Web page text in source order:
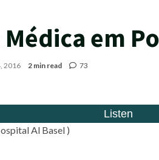
em
2016 2 min read 73
Al Basel )